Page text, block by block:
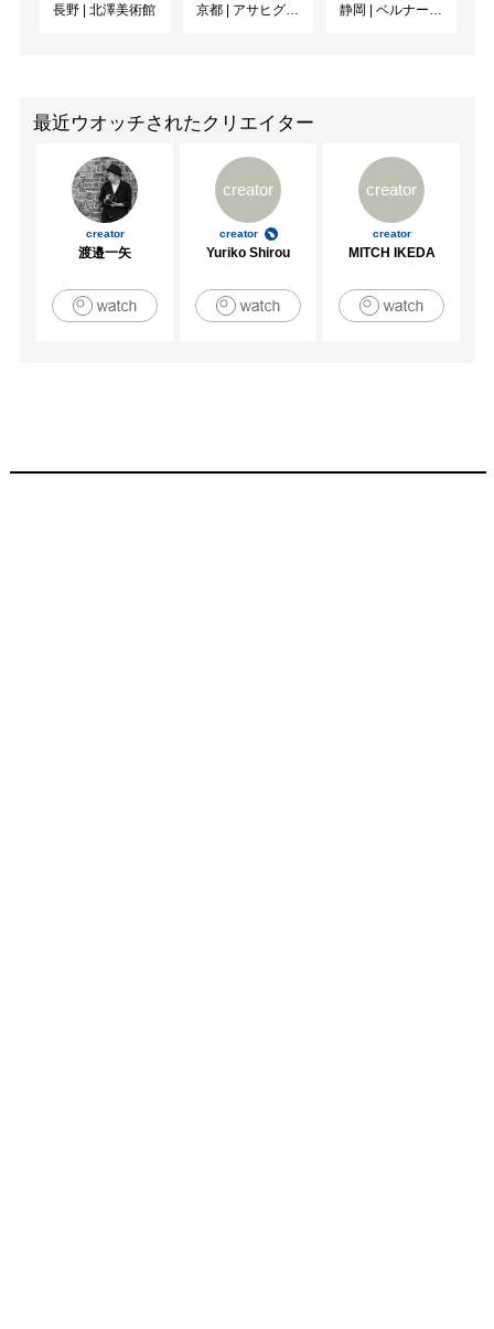
2024　「ちいさないきもの展」（月ノ出画廊）
長野 | 北澤美術館 京都 | アサヒグループ大山崎山荘美術館 静岡 | ベルナール・ビュフェ美術館
最近ウオッチされたクリエイター
creator
渡邉一矢
creator
creator
Yuriko Shirou
creator
creator
MITCH IKEDA